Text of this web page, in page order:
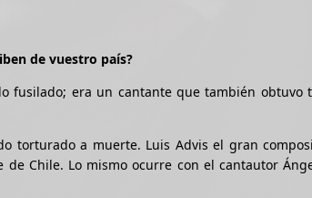
de vuestro país?
fusilado; era un cantante que también obtuvo
torturado a muerte. Luis Advis el gran
Chile. Lo mismo ocurre con el cantautor